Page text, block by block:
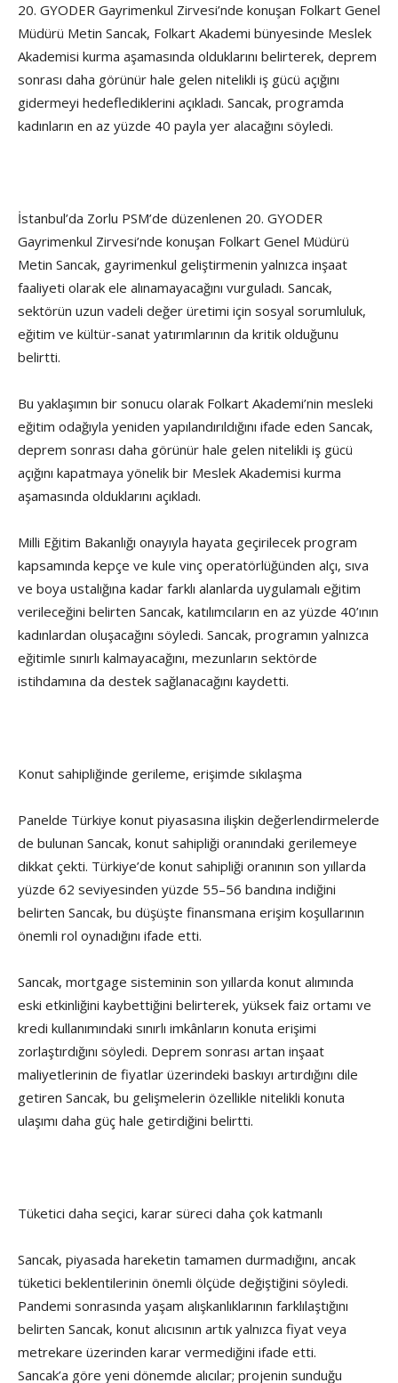
20. GYODER Gayrimenkul Zirvesi’nde konuşan Folkart Genel
Müdürü Metin Sancak, Folkart Akademi bünyesinde Meslek
Akademisi kurma aşamasında olduklarını belirterek, deprem
sonrası daha görünür hale gelen nitelikli iş gücü açığını
gidermeyi hedeflediklerini açıkladı. Sancak, programda
kadınların en az yüzde 40 payla yer alacağını söyledi.
İstanbul’da Zorlu PSM’de düzenlenen 20. GYODER
Gayrimenkul Zirvesi’nde konuşan Folkart Genel Müdürü
Metin Sancak, gayrimenkul geliştirmenin yalnızca inşaat
faaliyeti olarak ele alınamayacağını vurguladı. Sancak,
sektörün uzun vadeli değer üretimi için sosyal sorumluluk,
eğitim ve kültür-sanat yatırımlarının da kritik olduğunu
belirtti.
Bu yaklaşımın bir sonucu olarak Folkart Akademi’nin mesleki
eğitim odağıyla yeniden yapılandırıldığını ifade eden Sancak,
deprem sonrası daha görünür hale gelen nitelikli iş gücü
açığını kapatmaya yönelik bir Meslek Akademisi kurma
aşamasında olduklarını açıkladı.
Milli Eğitim Bakanlığı onayıyla hayata geçirilecek program
kapsamında kepçe ve kule vinç operatörlüğünden alçı, sıva
ve boya ustalığına kadar farklı alanlarda uygulamalı eğitim
verileceğini belirten Sancak, katılımcıların en az yüzde 40’ının
kadınlardan oluşacağını söyledi. Sancak, programın yalnızca
eğitimle sınırlı kalmayacağını, mezunların sektörde
istihdamına da destek sağlanacağını kaydetti.
Konut sahipliğinde gerileme, erişimde sıkılaşma
Panelde Türkiye konut piyasasına ilişkin değerlendirmelerde
de bulunan Sancak, konut sahipliği oranındaki gerilemeye
dikkat çekti. Türkiye’de konut sahipliği oranının son yıllarda
yüzde 62 seviyesinden yüzde 55–56 bandına indiğini
belirten Sancak, bu düşüşte finansmana erişim koşullarının
önemli rol oynadığını ifade etti.
Sancak, mortgage sisteminin son yıllarda konut alımında
eski etkinliğini kaybettiğini belirterek, yüksek faiz ortamı ve
kredi kullanımındaki sınırlı imkânların konuta erişimi
zorlaştırdığını söyledi. Deprem sonrası artan inşaat
maliyetlerinin de fiyatlar üzerindeki baskıyı artırdığını dile
getiren Sancak, bu gelişmelerin özellikle nitelikli konuta
ulaşımı daha güç hale getirdiğini belirtti.
Tüketici daha seçici, karar süreci daha çok katmanlı
Sancak, piyasada hareketin tamamen durmadığını, ancak
tüketici beklentilerinin önemli ölçüde değiştiğini söyledi.
Pandemi sonrasında yaşam alışkanlıklarının farklılaştığını
belirten Sancak, konut alıcısının artık yalnızca fiyat veya
metrekare üzerinden karar vermediğini ifade etti.
Sancak’a göre yeni dönemde alıcılar; projenin sunduğu